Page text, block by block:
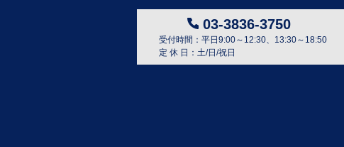
03-3836-3750
受付時間：平日9:00～12:30、13:30～18:50
定 休 日：土/日/祝日